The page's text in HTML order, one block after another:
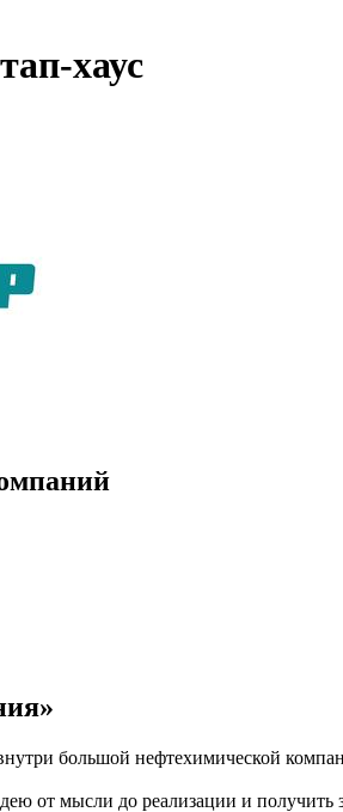
хаус
большой нефтехимической
от мысли до реализации и получить